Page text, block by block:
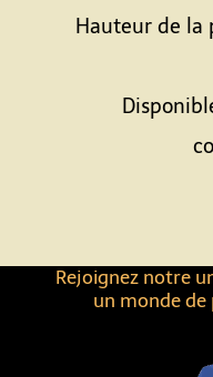
Rejoignez notre
un monde de
Hauteur de la